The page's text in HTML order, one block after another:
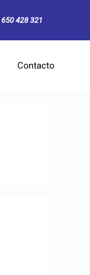
650 428 321
Contacto